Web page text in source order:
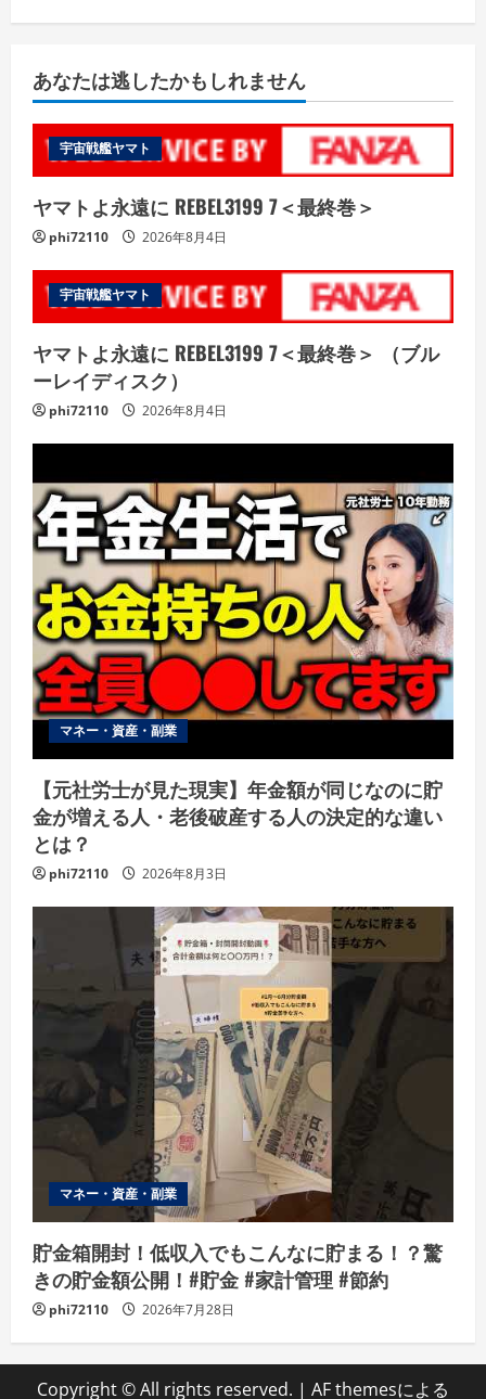
あなたは逃したかもしれません
宇宙戦艦ヤマト
ヤマトよ永遠に REBEL3199 7＜最終巻＞
phi72110 2026年8月4日
宇宙戦艦ヤマト
ヤマトよ永遠に REBEL3199 7＜最終巻＞ （ブル
ーレイディスク）
phi72110 2026年8月4日
マネー・資産・副業
【元社労士が見た現実】年金額が同じなのに貯
金が増える人・老後破産する人の決定的な違い
とは？
phi72110 2026年8月3日
マネー・資産・副業
貯金箱開封！低収入でもこんなに貯まる！？驚
きの貯金額公開！#貯金 #家計管理 #節約
phi72110 2026年7月28日
Copyright © All rights reserved. | AF themesによる